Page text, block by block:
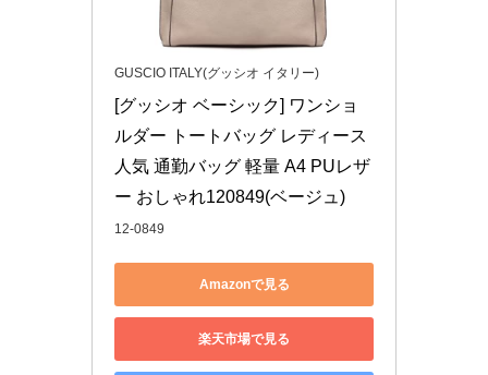
GUSCIO ITALY(グッシオ イタリー)
[グッシオ ベーシック] ワンショ
ルダー トートバッグ レディース
人気 通勤バッグ 軽量 A4 PUレザ
ー おしゃれ120849(ベージュ)
12-0849
Amazonで見る
楽天市場で見る